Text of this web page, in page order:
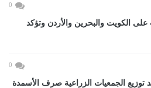
0
على الكويت والبحرين والأردن وتؤكد
0
توزيع الجمعيات الزراعية صرف الأسمدة